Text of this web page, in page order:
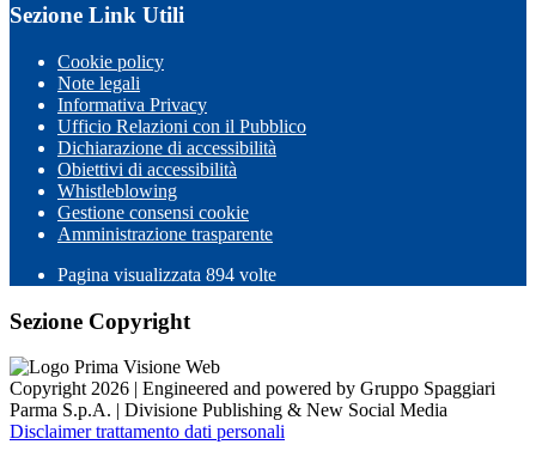
Sezione Link Utili
Cookie policy
Note legali
Informativa Privacy
Ufficio Relazioni con il Pubblico
Dichiarazione di accessibilità
Obiettivi di accessibilità
Whistleblowing
Gestione consensi cookie
Amministrazione trasparente
Pagina visualizzata 894 volte
Sezione Copyright
Copyright 2026 | Engineered and powered by Gruppo Spaggiari
Parma S.p.A. | Divisione Publishing & New Social Media
Disclaimer trattamento dati personali